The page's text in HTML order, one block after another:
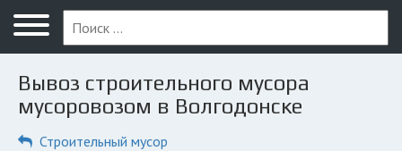
Меню
Главная
Вопрос юристу
Вывоз строительного мусора
мусоровозом в Волгодонске
Строительный мусор